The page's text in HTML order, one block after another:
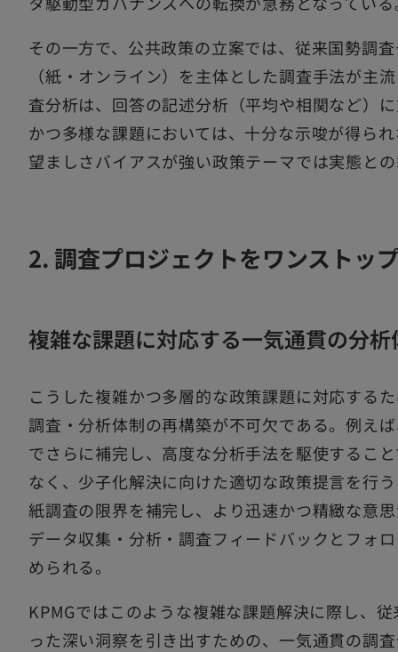
その一方で、公共政策の立案では、従来国勢調
（紙・オンライン）を主体とした調査手法が主
査分析は、回答の記述分析（平均や相関など）
かつ多様な課題においては、十分な示唆が得ら
望ましさバイアスが強い政策テーマでは実態と
2. 調査プロジェクトをワンストッ
複雑な課題に対応する一気通貫の分析
こうした複雑かつ多層的な政策課題に対応する
調査・分析体制の再構築が不可欠である。例え
でさらに補完し、高度な分析手法を駆使するこ
なく、少子化解決に向けた適切な政策提言を行
紙調査の限界を補完し、より迅速かつ精緻な意
データ収集・分析・調査フィードバックとフォ
められる。
KPMGではこのような複雑な課題解決に際し、
った深い洞察を引き出すための、一気通貫の調